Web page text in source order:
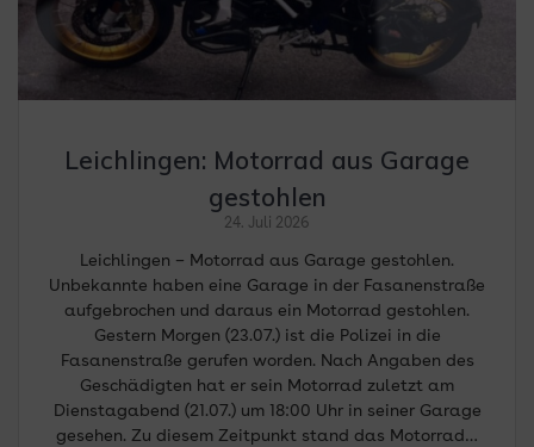
Leichlingen: Motorrad aus Garage
gestohlen
24. Juli 2026
Leichlingen – Motorrad aus Garage gestohlen.
Unbekannte haben eine Garage in der Fasanenstraße
aufgebrochen und daraus ein Motorrad gestohlen.
Gestern Morgen (23.07.) ist die Polizei in die
Fasanenstraße gerufen worden. Nach Angaben des
Geschädigten hat er sein Motorrad zuletzt am
Dienstagabend (21.07.) um 18:00 Uhr in seiner Garage
gesehen. Zu diesem Zeitpunkt stand das Motorrad…